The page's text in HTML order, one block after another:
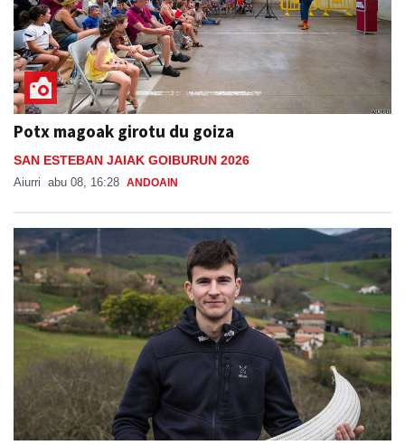
Potx magoak girotu du goiza
SAN ESTEBAN JAIAK GOIBURUN 2026
Aiurri abu 08, 16:28 ANDOAIN